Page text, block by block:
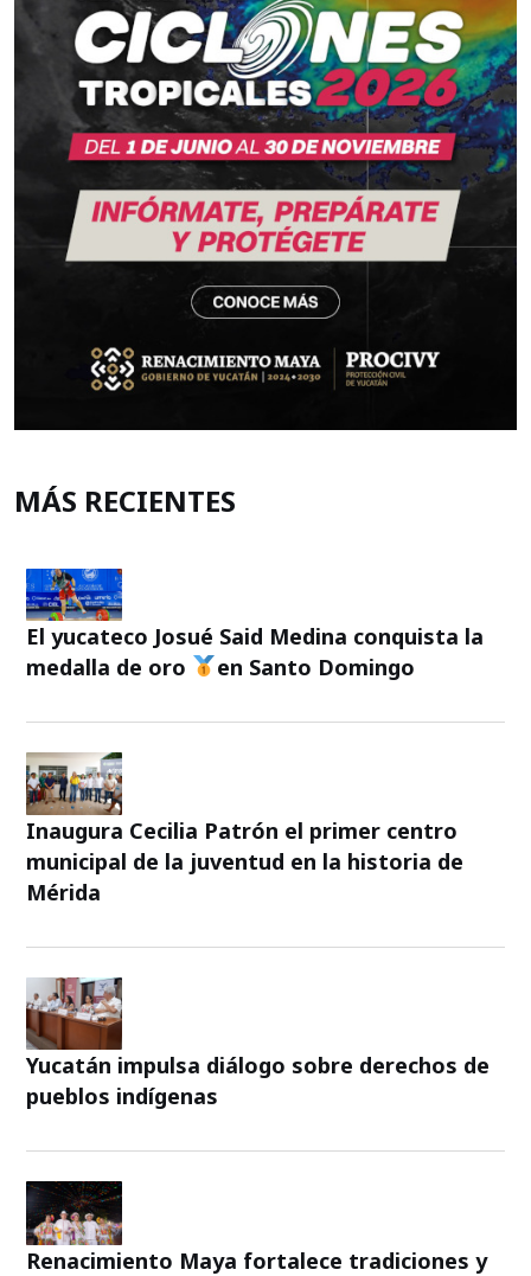
MÁS RECIENTES
El yucateco Josué Said Medina conquista la
medalla de oro
en Santo Domingo
Inaugura Cecilia Patrón el primer centro
municipal de la juventud en la historia de
Mérida
Yucatán impulsa diálogo sobre derechos de
pueblos indígenas
Renacimiento Maya fortalece tradiciones y